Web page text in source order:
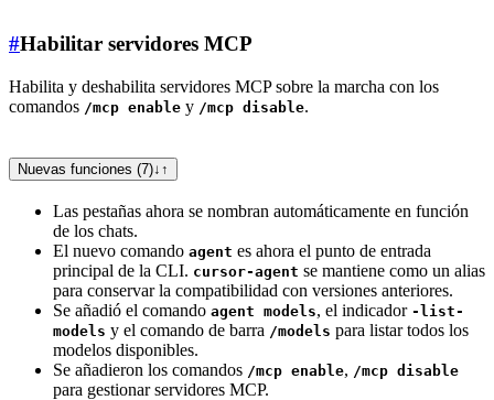
#Habilitar servidores MCP
Habilita y deshabilita servidores MCP sobre la marcha con los
comandos /mcp enable y /mcp disable.
Nuevas funciones (7)↓ ↑
Las pestañas ahora se nombran automáticamente en función
de los chats.
El nuevo comando agent es ahora el punto de entrada
principal de la CLI. cursor-agent se mantiene como un alias
para conservar la compatibilidad con versiones anteriores.
Se añadió el comando agent models, el indicador -list-
models y el comando de barra /models para listar todos los
modelos disponibles.
Se añadieron los comandos /mcp enable, /mcp disable
para gestionar servidores MCP.